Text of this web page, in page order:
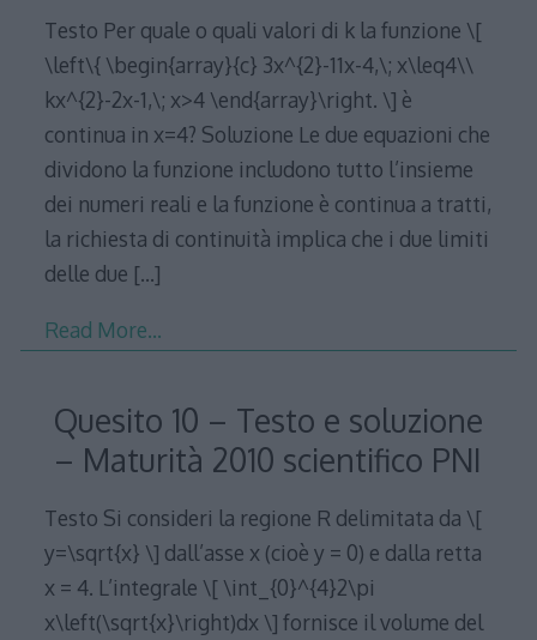
Testo Per quale o quali valori di k la funzione \[
\left\{ \begin{array}{c} 3x^{2}-11x-4,\; x\leq4\\
kx^{2}-2x-1,\; x>4 \end{array}\right. \] è
continua in x=4? Soluzione Le due equazioni che
dividono la funzione includono tutto l’insieme
dei numeri reali e la funzione è continua a tratti,
la richiesta di continuità implica che i due limiti
delle due […]
Read More…
Quesito 10 – Testo e soluzione
– Maturità 2010 scientifico PNI
Testo Si consideri la regione R delimitata da \[
y=\sqrt{x} \] dall’asse x (cioè y = 0) e dalla retta
x = 4. L’integrale \[ \int_{0}^{4}2\pi
x\left(\sqrt{x}\right)dx \] fornisce il volume del